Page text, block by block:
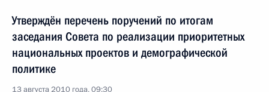
Утверждён перечень поручений по итогам
заседания Совета по реализации приоритетных
национальных проектов и демографической
политике
13 августа 2010 года, 09:30